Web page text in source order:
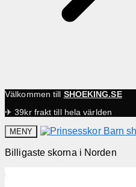
Välkommen till SHOEKING.SE
✈ 39kr frakt till hela världen
MENY
Billigaste skorna i Norden